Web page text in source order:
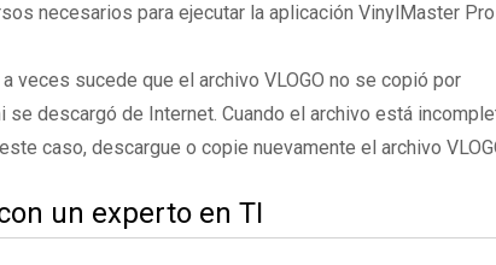
necesarios para ejecutar la aplicación VinylMaster
veces sucede que el archivo VLOGO no se copió por
descargó de Internet. Cuando el archivo está
caso, descargue o copie nuevamente el archivo
un experto en TI